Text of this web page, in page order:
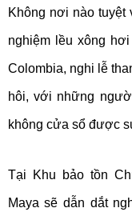
Không nơi nào tuyệt
nghiệm lều xông
Colombia, nghi lễ
hôi, với những
không cửa sổ được
Tại Khu bảo tồn
Maya sẽ dẫn dắt